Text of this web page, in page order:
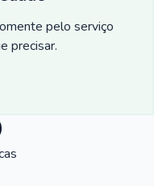
pelo serviço
precisar.